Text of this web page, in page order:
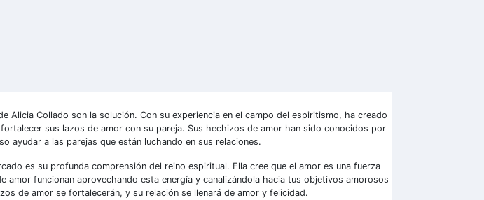
Alicia Collado son la solución. Con su experiencia en el campo del espiritismo, ha creado
sus lazos de amor con su pareja. Sus hechizos de amor han sido conocidos por
ayudar a las parejas que están luchando en sus relaciones.
es su profunda comprensión del reino espiritual. Ella cree que el amor es una fuerza
funcionan aprovechando esta energía y canalizándola hacia tus objetivos amorosos
de amor se fortalecerán, y su relación se llenará de amor y felicidad.